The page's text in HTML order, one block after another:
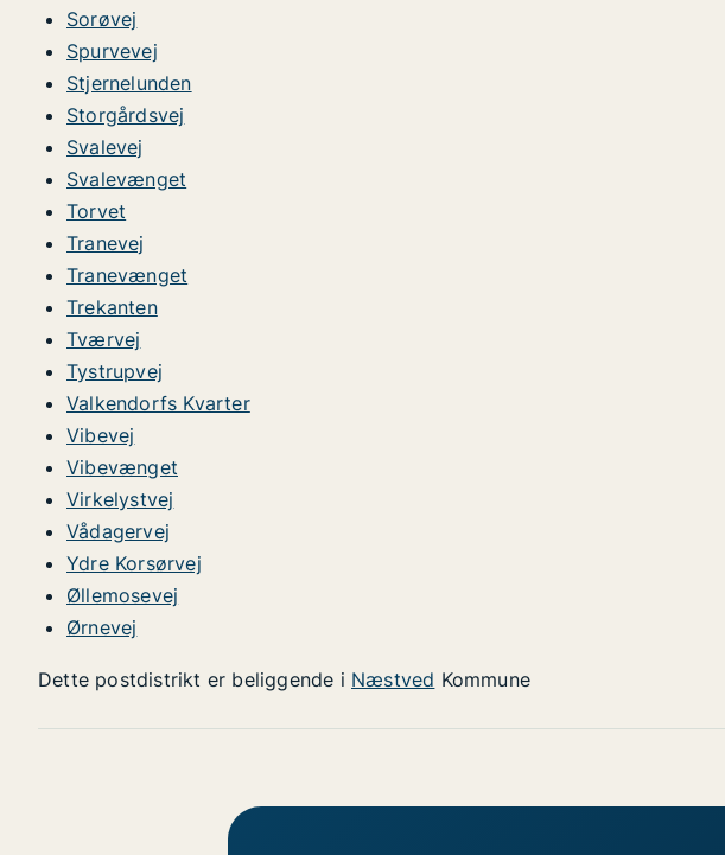
Sorøvej
Spurvevej
Stjernelunden
Storgårdsvej
Svalevej
Svalevænget
Torvet
Tranevej
Tranevænget
Trekanten
Tværvej
Tystrupvej
Valkendorfs Kvarter
Vibevej
Vibevænget
Virkelystvej
Vådagervej
Ydre Korsørvej
Øllemosevej
Ørnevej
Dette postdistrikt er beliggende i Næstved Kommune